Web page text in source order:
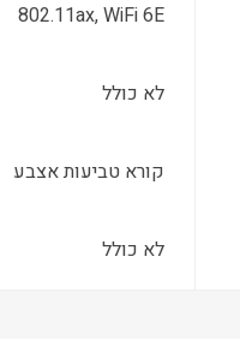
802.11ax, WiFi 6E
לא כולל
קורא טביעות אצבע
לא כולל